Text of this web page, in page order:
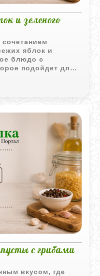
и зеленого
яблок и
блюдо с
подойдет для
с грибами
вкусом, где